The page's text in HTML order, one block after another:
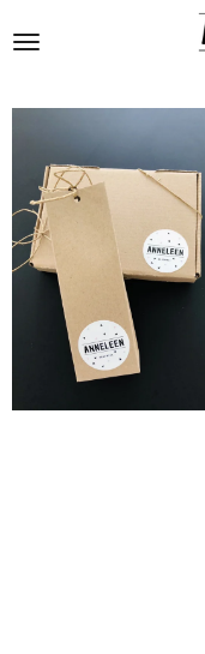
direct
de